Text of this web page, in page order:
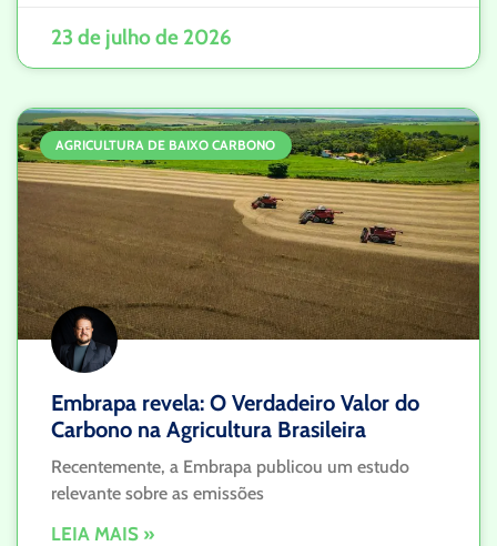
23 de julho de 2026
AGRICULTURA DE BAIXO CARBONO
Embrapa revela: O Verdadeiro Valor do
Carbono na Agricultura Brasileira
Recentemente, a Embrapa publicou um estudo
relevante sobre as emissões
LEIA MAIS »